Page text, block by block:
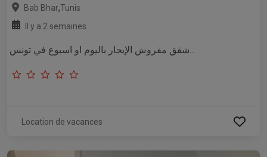
Bab Bhar,Tunis
Il y a 2 semaines
شقق مفروش الإيجار باليوم او اسبوع في تونس...
Location de vacances